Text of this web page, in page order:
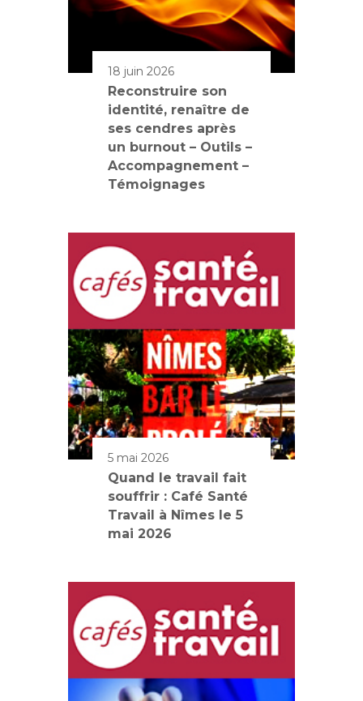
18 juin 2026
Reconstruire son
identité, renaître de
ses cendres après
un burnout – Outils –
Accompagnement –
Témoignages
5 mai 2026
Quand le travail fait
souffrir : Café Santé
Travail à Nîmes le 5
mai 2026